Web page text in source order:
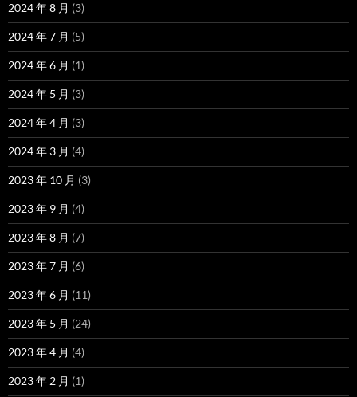
2024 年 8 月 (3)
2024 年 7 月 (5)
2024 年 6 月 (1)
2024 年 5 月 (3)
2024 年 4 月 (3)
2024 年 3 月 (4)
2023 年 10 月 (3)
2023 年 9 月 (4)
2023 年 8 月 (7)
2023 年 7 月 (6)
2023 年 6 月 (11)
2023 年 5 月 (24)
2023 年 4 月 (4)
2023 年 2 月 (1)